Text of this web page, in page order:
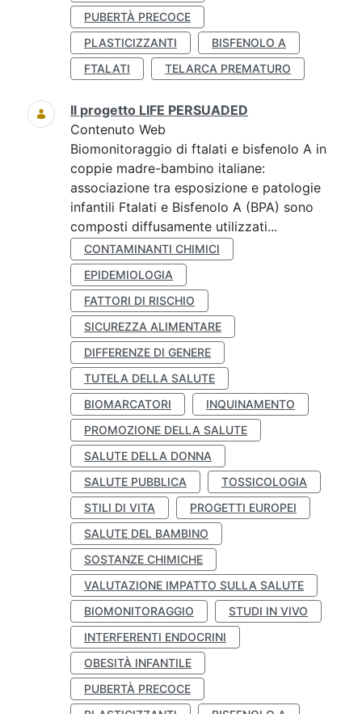
PUBERTÀ PRECOCE
PLASTICIZZANTI
BISFENOLO A
FTALATI
TELARCA PREMATURO
Il progetto LIFE PERSUADED
Contenuto Web
Biomonitoraggio di ftalati e bisfenolo A in
coppie madre-bambino italiane:
associazione tra esposizione e patologie
infantili Ftalati e Bisfenolo A (BPA) sono
composti diffusamente utilizzati...
CONTAMINANTI CHIMICI
EPIDEMIOLOGIA
FATTORI DI RISCHIO
SICUREZZA ALIMENTARE
DIFFERENZE DI GENERE
TUTELA DELLA SALUTE
BIOMARCATORI
INQUINAMENTO
PROMOZIONE DELLA SALUTE
SALUTE DELLA DONNA
SALUTE PUBBLICA
TOSSICOLOGIA
STILI DI VITA
PROGETTI EUROPEI
SALUTE DEL BAMBINO
SOSTANZE CHIMICHE
VALUTAZIONE IMPATTO SULLA SALUTE
BIOMONITORAGGIO
STUDI IN VIVO
INTERFERENTI ENDOCRINI
OBESITÀ INFANTILE
PUBERTÀ PRECOCE